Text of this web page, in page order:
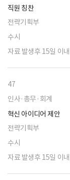
직원 칭찬
전략기획부
수시
자료 발생후 15일 이내
47
인사·총무·회계
혁신 아이디어 제안
전략기획부
수시
자료 발생후 15일 이내